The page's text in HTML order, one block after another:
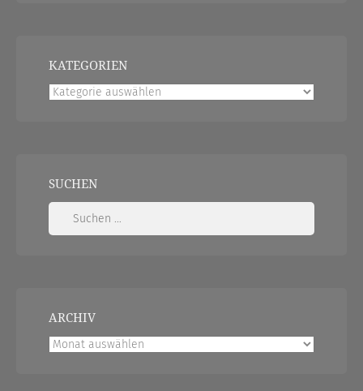
KATEGORIEN
Kategorien
SUCHEN
Suchen
ARCHIV
Archiv